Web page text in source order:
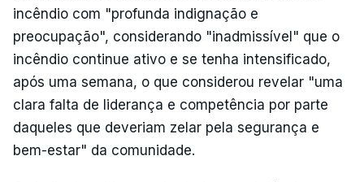
incêndio com "profunda indignação e
preocupação", considerando "inadmissível" que o
incêndio continue ativo e se tenha intensificado,
após uma semana, o que considerou revelar "uma
clara falta de liderança e competência por parte
daqueles que deveriam zelar pela segurança e
bem-estar" da comunidade.